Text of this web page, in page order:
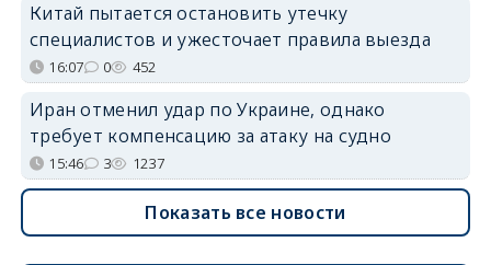
Китай пытается остановить утечку
специалистов и ужесточает правила выезда
16:07 0 452
Иран отменил удар по Украине, однако
требует компенсацию за атаку на судно
15:46 3 1237
Показать все новости